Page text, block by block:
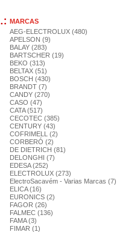
MARCAS
AEG-ELECTROLUX (480)
APELSON (9)
BALAY (283)
BARTSCHER (19)
BEKO (313)
BELTAX (51)
BOSCH (430)
BRANDT (7)
CANDY (270)
CASO (47)
CATA (517)
CECOTEC (385)
CENTURY (43)
COFRIMELL (2)
CORBERÓ (2)
DE DIETRICH (81)
DELONGHI (7)
EDESA (252)
ELECTROLUX (273)
ElectroSacavém - Varias Marcas (7)
ELICA (16)
EURONICS (2)
FAGOR (26)
FALMEC (136)
FAMA (3)
FIMAR (1)